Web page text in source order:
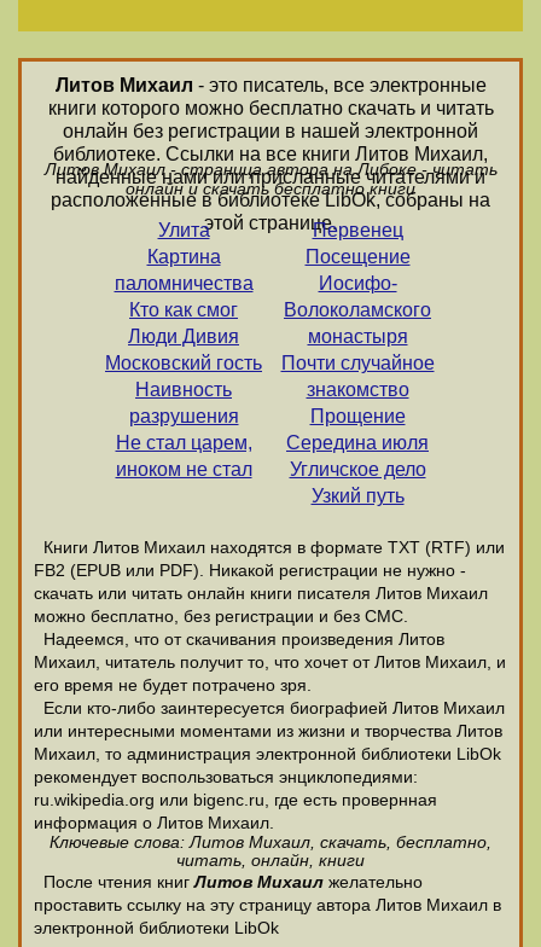
Литов Михаил - это писатель, все электронные
книги которого можно бесплатно скачать и читать
онлайн без регистрации в нашей электронной
библиотеке. Ссылки на все книги Литов Михаил,
найденные нами или присланные читателями и
расположенные в библиотеке LibOk, собраны на
этой странице.
Литов Михаил - страница автора на Либоке - читать
онлайн и скачать бесплатно книги
Улита
Картина
паломничества
Кто как смог
Люди Дивия
Московский гость
Наивность
разрушения
Не стал царем,
иноком не стал
Первенец
Посещение
Иосифо-
Волоколамского
монастыря
Почти случайное
знакомство
Прощение
Середина июля
Угличское дело
Узкий путь
Книги Литов Михаил находятся в формате ТХТ (RTF) или
FB2 (EPUB или PDF). Никакой регистрации не нужно -
скачать или читать онлайн книги писателя Литов Михаил
можно бесплатно, без регистрации и без СМС.
Надеемся, что от скачивания произведения Литов
Михаил, читатель получит то, что хочет от Литов Михаил, и
его время не будет потрачено зря.
Если кто-либо заинтересуется биографией Литов Михаил
или интересными моментами из жизни и творчества Литов
Михаил, то администрация электронной библиотеки LibOk
рекомендует воспользоваться энциклопедиями:
ru.wikipedia.org или bigenc.ru, где есть провернная
информация о Литов Михаил.
Ключевые слова: Литов Михаил, скачать, бесплатно,
читать, онлайн, книги
После чтения книгЛитов Михаил желательно
проставить ссылку на эту страницу автора Литов Михаил в
электронной библиотеки LibOk